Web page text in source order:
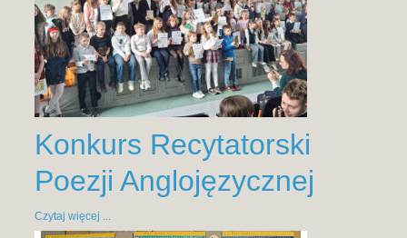
Konkurs Recytatorski
Poezji Anglojęzycznej
Czytaj więcej ...